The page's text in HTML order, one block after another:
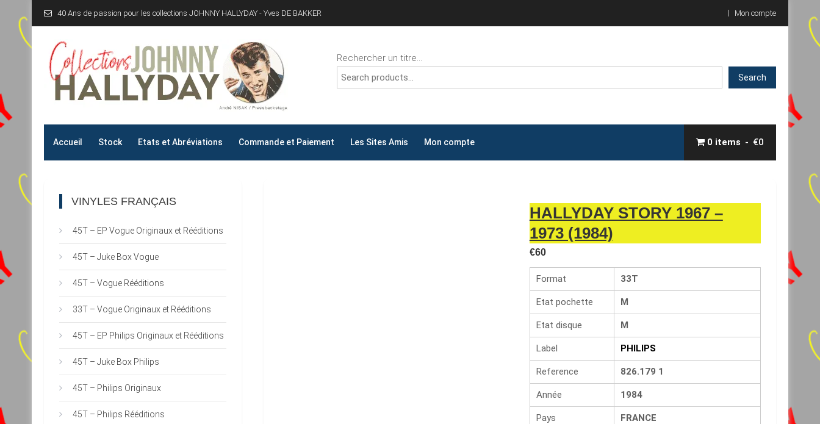
to
content
40 Ans de passion pour les collections JOHNNY HALLYDAY - Yves DE BAKKER Mon compte
Collections JOHNNY HALLYDAY
Rechercher un titre...
Search
Accueil Stock Etats et Abréviations Commande et Paiement Les Sites Amis Mon compte 0 items €0
HALLYDAY STORY 1967 –
1973 (1984)
€60
Format 33T
Etat pochette M
Etat disque M
Label PHILIPS
Reference 826.179 1
Année 1984
Pays FRANCE
VINYLES FRANÇAIS
45T – EP Vogue Originaux et Rééditions
45T – Juke Box Vogue
45T – Vogue Rééditions
33T – Vogue Originaux et Rééditions
45T – EP Philips Originaux et Rééditions
45T – Juke Box Philips
45T – Philips Originaux
45T – Philips Rééditions